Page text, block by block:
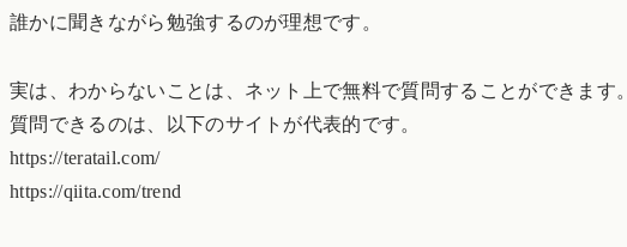
誰かに聞きながら勉強するのが理想です。
実は、わからないことは、ネット上で無料で質問することができます。
質問できるのは、以下のサイトが代表的です。
https://teratail.com/
https://qiita.com/trend